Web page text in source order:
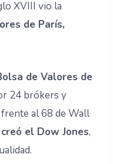
XVIII vio la
de París,
de Valores de
24 brókers y
al 68 de Wall
el Dow Jones,